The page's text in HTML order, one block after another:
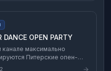
DANCE OPEN PARTY
канале максимально
Питерские опен-
и вечеринки парных